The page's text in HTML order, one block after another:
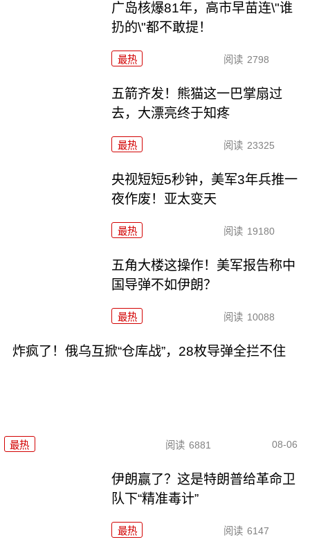
广岛核爆81年，高市早苗连\"谁
扔的\"都不敢提！
最热 阅读 2798
五箭齐发！熊猫这一巴掌扇过
去，大漂亮终于知疼
最热 阅读 23325
央视短短5秒钟，美军3年兵推一
夜作废！亚太变天
最热 阅读 19180
五角大楼这操作！美军报告称中
国导弹不如伊朗？
最热 阅读 10088
炸疯了！俄乌互掀“仓库战”，28枚导弹全拦不住
最热 阅读 6881 08-06
伊朗赢了？这是特朗普给革命卫
队下“精准毒计”
最热 阅读 6147